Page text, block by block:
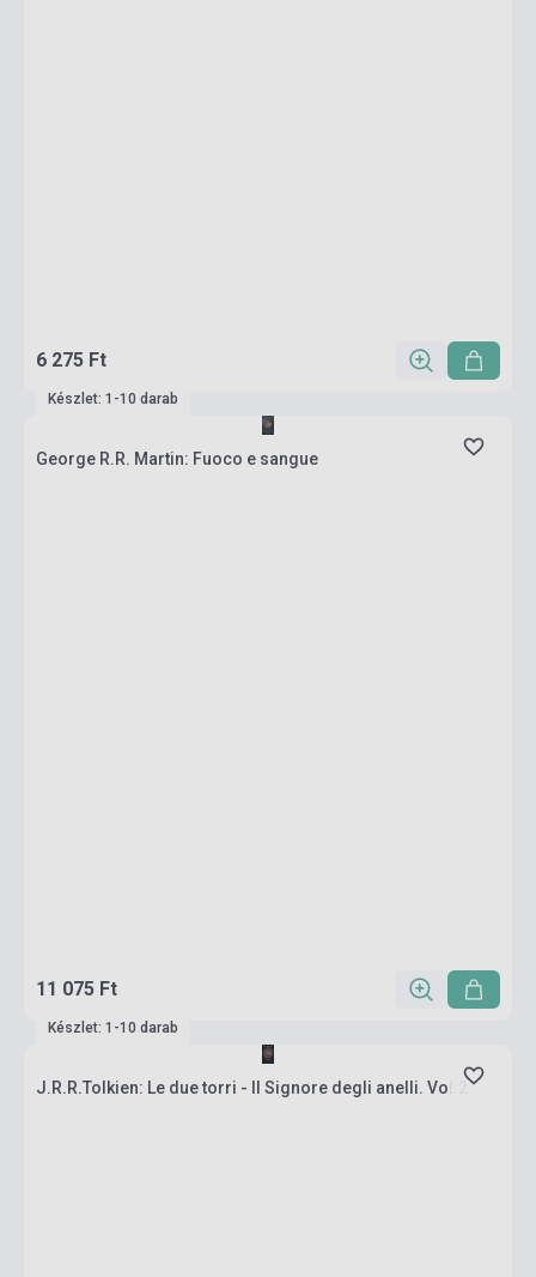
6 275 Ft
Készlet: 1-10 darab
George R.R. Martin: Fuoco e sangue
11 075 Ft
Készlet: 1-10 darab
J.R.R.Tolkien: Le due torri - Il Signore degli anelli. Vol.2